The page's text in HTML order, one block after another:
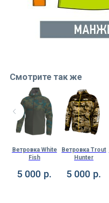
Смотрите так же
Ветровка White
Fish
5 000 р.
Ветровка Trout
Hunter
5 000 р.